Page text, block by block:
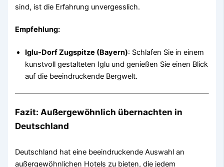
sind, ist die Erfahrung unvergesslich.
Empfehlung:
Iglu-Dorf Zugspitze (Bayern): Schlafen Sie in einem
kunstvoll gestalteten Iglu und genießen Sie einen Blick
auf die beeindruckende Bergwelt.
Fazit: Außergewöhnlich übernachten in
Deutschland
Deutschland hat eine beeindruckende Auswahl an
außergewöhnlichen Hotels zu bieten, die jedem